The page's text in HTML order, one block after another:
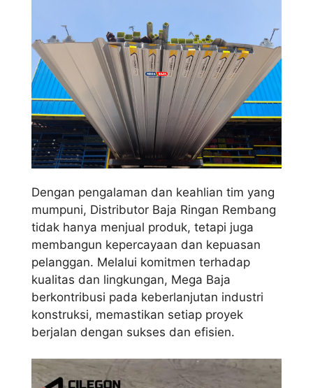
Dengan pengalaman dan keahlian tim yang
mumpuni, Distributor Baja Ringan Rembang
tidak hanya menjual produk, tetapi juga
membangun kepercayaan dan kepuasan
pelanggan. Melalui komitmen terhadap
kualitas dan lingkungan, Mega Baja
berkontribusi pada keberlanjutan industri
konstruksi, memastikan setiap proyek
berjalan dengan sukses dan efisien.